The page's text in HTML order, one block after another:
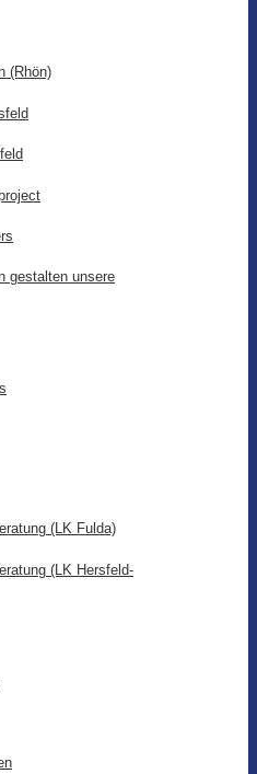
(Rhön)
gestalten unsere
(LK Fulda)
(LK Hersfeld-